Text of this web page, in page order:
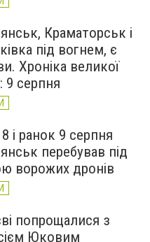
Краматорськ і
під вогнем, є
Хроніка великої
9 серпня
8 і ранок 9 серпня
перебував під
ворожих дронів
попрощалися з
Юковим